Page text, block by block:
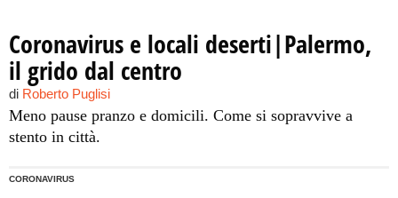
Coronavirus e locali deserti|Palermo,
il grido dal centro
di Roberto Puglisi
Meno pause pranzo e domicili. Come si sopravvive a
stento in città.
CORONAVIRUS